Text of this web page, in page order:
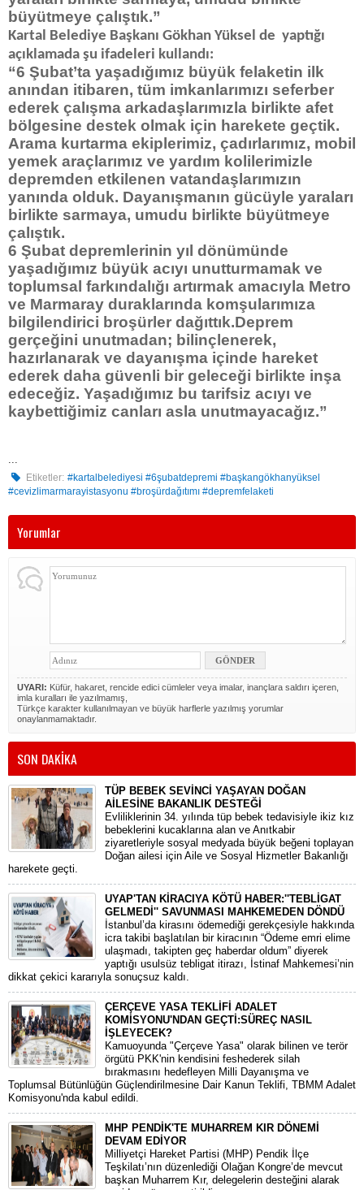
büyütmeye çalıştık.”
Kartal Belediye Başkanı Gökhan Yüksel de yaptığı
açıklamada şu ifadeleri kullandı:
“6 Şubat’ta yaşadığımız büyük felaketin ilk
anından itibaren, tüm imkanlarımızı seferber
ederek çalışma arkadaşlarımızla birlikte afet
bölgesine destek olmak için harekete geçtik.
Arama kurtarma ekiplerimiz, çadırlarımız, mobil
yemek araçlarımız ve yardım kolilerimizle
depremden etkilenen vatandaşlarımızın
yanında olduk. Dayanışmanın gücüyle yaraları
birlikte sarmaya, umudu birlikte büyütmeye
çalıştık.
6 Şubat depremlerinin yıl dönümünde
yaşadığımız büyük acıyı unutturmamak ve
toplumsal farkındalığı artırmak amacıyla Metro
ve Marmaray duraklarında komşularımıza
bilgilendirici broşürler dağıttık.Deprem
gerçeğini unutmadan; bilinçlenerek,
hazırlanarak ve dayanışma içinde hareket
ederek daha güvenli bir geleceği birlikte inşa
edeceğiz. Yaşadığımız bu tarifsiz acıyı ve
kaybettiğimiz canları asla unutmayacağız.”
Etiketler: #kartalbelediyesi #6şubatdepremi #başkangökhanyüksel
#cevizlimarmarayistasyonu #broşürdağıtımı #depremfelaketi
Yorumlar
UYARI: Küfür, hakaret, rencide edici cümleler veya imalar, inançlara saldırı içeren,
imla kuralları ile yazılmamış,
Türkçe karakter kullanılmayan ve büyük harflerle yazılmış yorumlar
onaylanmamaktadır.
SON DAKİKA
TÜP BEBEK SEVİNCİ YAŞAYAN DOĞAN
AİLESİNE BAKANLIK DESTEĞİ
​Evliliklerinin 34. yılında tüp bebek tedavisiyle ikiz kız
bebeklerini kucaklarına alan ve Anıtkabir
ziyaretleriyle sosyal medyada büyük beğeni toplayan
Doğan ailesi için Aile ve Sosyal Hizmetler Bakanlığı
harekete geçti.
UYAP'TAN KİRACIYA KÖTÜ HABER:''TEBLİGAT
GELMEDİ'' SAVUNMASI MAHKEMEDEN DÖNDÜ
​İstanbul’da kirasını ödemediği gerekçesiyle hakkında
icra takibi başlatılan bir kiracının “Ödeme emri elime
ulaşmadı, takipten geç haberdar oldum” diyerek
yaptığı usulsüz tebligat itirazı, İstinaf Mahkemesi’nin
dikkat çekici kararıyla sonuçsuz kaldı.
ÇERÇEVE YASA TEKLİFİ ADALET
KOMİSYONU'NDAN GEÇTİ:SÜREÇ NASIL
İŞLEYECEK?
​Kamuoyunda "Çerçeve Yasa" olarak bilinen ve terör
örgütü PKK'nin kendisini feshederek silah
bırakmasını hedefleyen Milli Dayanışma ve
Toplumsal Bütünlüğün Güçlendirilmesine Dair Kanun Teklifi, TBMM Adalet
Komisyonu'nda kabul edildi.
MHP PENDİK'TE MUHARREM KIR DÖNEMİ
DEVAM EDİYOR
​Milliyetçi Hareket Partisi (MHP) Pendik İlçe
Teşkilatı’nın düzenlediği Olağan Kongre’de mevcut
başkan Muharrem Kır, delegelerin desteğini alarak